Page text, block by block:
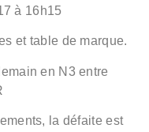
à 16h15
et table de marque.
en N3 entre
la défaite est